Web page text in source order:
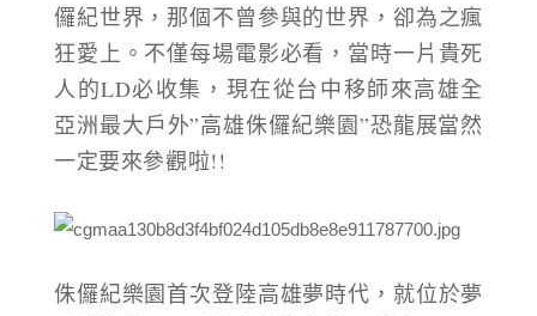
儸紀世界，那個不曾參與的世界，卻為之瘋
狂愛上。不僅每場電影必看，當時一片貴死
人的LD必收集，現在從台中移師來高雄全
亞洲最大戶外”高雄侏儸紀樂園”恐龍展當然
一定要來參觀啦!!
侏儸紀樂園首次登陸高雄夢時代，就位於夢